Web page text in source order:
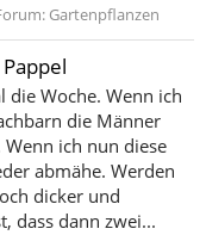
Gartenpflanzen
die Woche. Wenn ich
die Männer
ich nun diese
abmähe. Werden
dicker und
dass dann zwei...